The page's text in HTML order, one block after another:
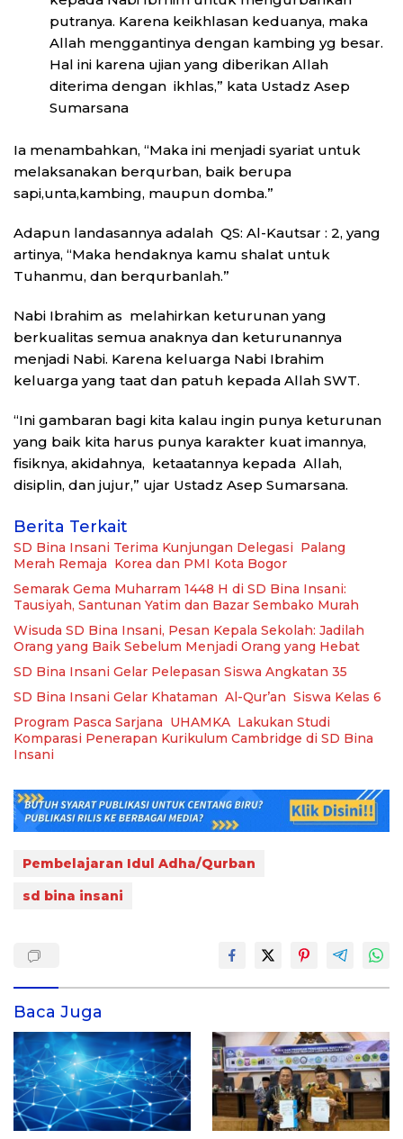
putranya. Karena keikhlasan keduanya, maka
Allah menggantinya dengan kambing yg besar.
Hal ini karena ujian yang diberikan Allah
diterima dengan ikhlas,” kata Ustadz Asep
Sumarsana
Ia menambahkan, “Maka ini menjadi syariat untuk
melaksanakan berqurban, baik berupa
sapi,unta,kambing, maupun domba.”
Adapun landasannya adalah QS: Al-Kautsar : 2, yang
artinya, “Maka hendaknya kamu shalat untuk
Tuhanmu, dan berqurbanlah.”
Nabi Ibrahim as melahirkan keturunan yang
berkualitas semua anaknya dan keturunannya
menjadi Nabi. Karena keluarga Nabi Ibrahim
keluarga yang taat dan patuh kepada Allah SWT.
“Ini gambaran bagi kita kalau ingin punya keturunan
yang baik kita harus punya karakter kuat imannya,
fisiknya, akidahnya, ketaatannya kepada Allah,
disiplin, dan jujur,” ujar Ustadz Asep Sumarsana.
Berita Terkait
SD Bina Insani Terima Kunjungan Delegasi Palang
Merah Remaja Korea dan PMI Kota Bogor
Semarak Gema Muharram 1448 H di SD Bina Insani:
Tausiyah, Santunan Yatim dan Bazar Sembako Murah
Wisuda SD Bina Insani, Pesan Kepala Sekolah: Jadilah
Orang yang Baik Sebelum Menjadi Orang yang Hebat
SD Bina Insani Gelar Pelepasan Siswa Angkatan 35
SD Bina Insani Gelar Khataman Al-Qur’an Siswa Kelas 6
Program Pasca Sarjana UHAMKA Lakukan Studi
Komparasi Penerapan Kurikulum Cambridge di SD Bina
Insani
Pembelajaran Idul Adha/Qurban
sd bina insani
Baca Juga